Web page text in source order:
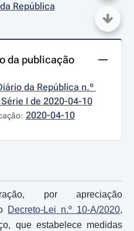
República
da publicação
da República n.º
I de 2020-04-10
2020-04-10
por apreciação
Decreto-Lei n.º 10-A/2020,
que estabelece medidas